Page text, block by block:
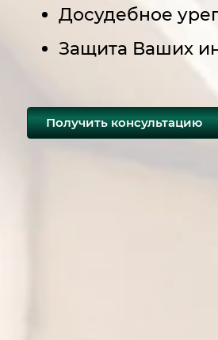
Досудебное
Защита Ваших
Получить консультацию